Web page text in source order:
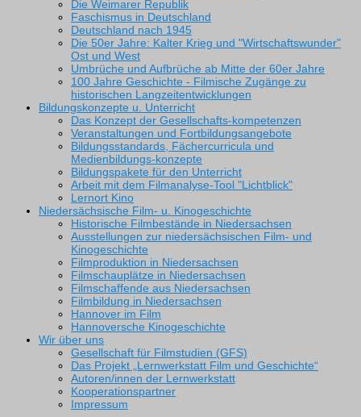
Die Weimarer Republik
Faschismus in Deutschland
Deutschland nach 1945
Die 50er Jahre: Kalter Krieg und "Wirtschaftswunder"
Ost und West
Umbrüche und Aufbrüche ab Mitte der 60er Jahre
100 Jahre Geschichte - Filmische Zugänge zu
historischen Langzeitentwicklungen
Bildungskonzepte u. Unterricht
Das Konzept der Gesellschafts-kompetenzen
Veranstaltungen und Fortbildungsangebote
Bildungsstandards, Fächercurricula und
Medienbildungs-konzepte
Bildungspakete für den Unterricht
Arbeit mit dem Filmanalyse-Tool "Lichtblick"
Lernort Kino
Niedersächsische Film- u. Kinogeschichte
Historische Filmbestände in Niedersachsen
Ausstellungen zur niedersächsischen Film- und
Kinogeschichte
Filmproduktion in Niedersachsen
Filmschauplätze in Niedersachsen
Filmschaffende aus Niedersachsen
Filmbildung in Niedersachsen
Hannover im Film
Hannoversche Kinogeschichte
Wir über uns
Gesellschaft für Filmstudien (GFS)
Das Projekt „Lernwerkstatt Film und Geschichte“
Autoren/innen der Lernwerkstatt
Kooperationspartner
Impressum